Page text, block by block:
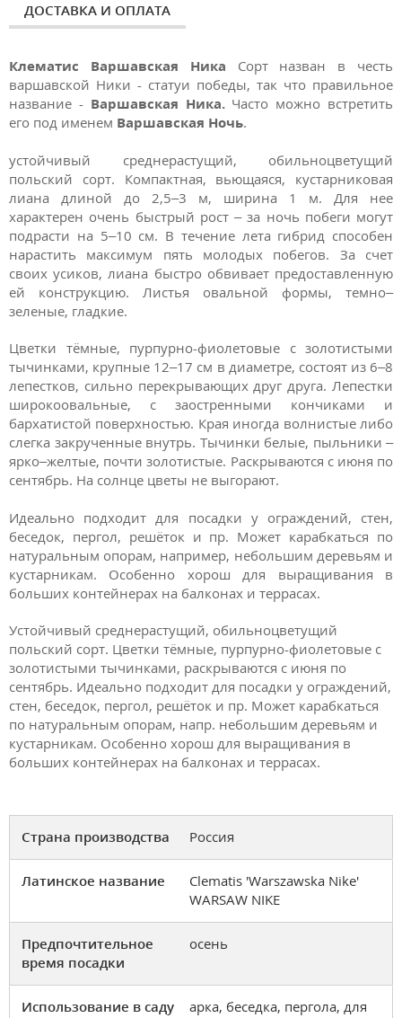
ДОСТАВКА И ОПЛАТА
Клематис Варшавская Ника Сорт назван в честь
варшавской Ники - статуи победы, так что правильное
название - Варшавская Ника. Часто можно встретить
его под именем Варшавская Ночь.
устойчивый среднерастущий, обильноцветущий
польский сорт. Компактная, вьющаяся, кустарниковая
лиана длиной до 2,5–3 м, ширина 1 м. Для нее
характерен очень быстрый рост – за ночь побеги могут
подрасти на 5–10 см. В течение лета гибрид способен
нарастить максимум пять молодых побегов. За счет
своих усиков, лиана быстро обвивает предоставленную
ей конструкцию. Листья овальной формы, темно–
зеленые, гладкие.
Цветки тёмные, пурпурно-фиолетовые с золотистыми
тычинками, крупные 12–17 см в диаметре, состоят из 6–8
лепестков, сильно перекрывающих друг друга. Лепестки
широкоовальные, с заостренными кончиками и
бархатистой поверхностью. Края иногда волнистые либо
слегка закрученные внутрь. Тычинки белые, пыльники –
ярко–желтые, почти золотистые. Раскрываются с июня по
сентябрь. На солнце цветы не выгорают.
Идеально подходит для посадки у ограждений, стен,
беседок, пергол, решёток и пр. Может карабкаться по
натуральным опорам, например, небольшим деревьям и
кустарникам. Особенно хорош для выращивания в
больших контейнерах на балконах и террасах.
Устойчивый среднерастущий, обильноцветущий
польский сорт. Цветки тёмные, пурпурно-фиолетовые с
золотистыми тычинками, раскрываются с июня по
сентябрь. Идеально подходит для посадки у ограждений,
стен, беседок, пергол, решёток и пр. Может карабкаться
по натуральным опорам, напр. небольшим деревьям и
кустарникам. Особенно хорош для выращивания в
больших контейнерах на балконах и террасах.
Страна производства Россия
Латинское название
Clematis 'Warszawska Nike'
WARSAW NIKE
Предпочтительное
время посадки
осень
Использование в саду
арка, беседка, пергола, для